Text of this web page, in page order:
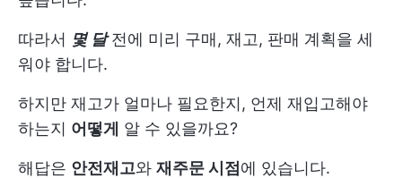
따라서 몇 달전에 미리 구매, 재고, 판매 계획을 세
워야 합니다.
하지만 재고가 얼마나 필요한지, 언제 재입고해야
하는지 어떻게 알 수 있을까요?
해답은 안전재고와 재주문 시점에 있습니다.